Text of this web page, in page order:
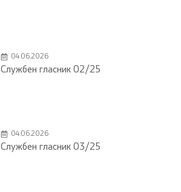
04.06.2026
Службен гласник 02/25
04.06.2026
Службен гласник 03/25